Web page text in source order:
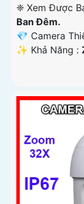
❈ Xem Được
Ban Ðêm.
💎 Camera
️✨ Khả Năng :